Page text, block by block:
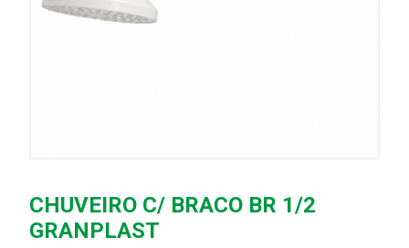
CHUVEIRO C/ BRACO BR 1/2
GRANPLAST